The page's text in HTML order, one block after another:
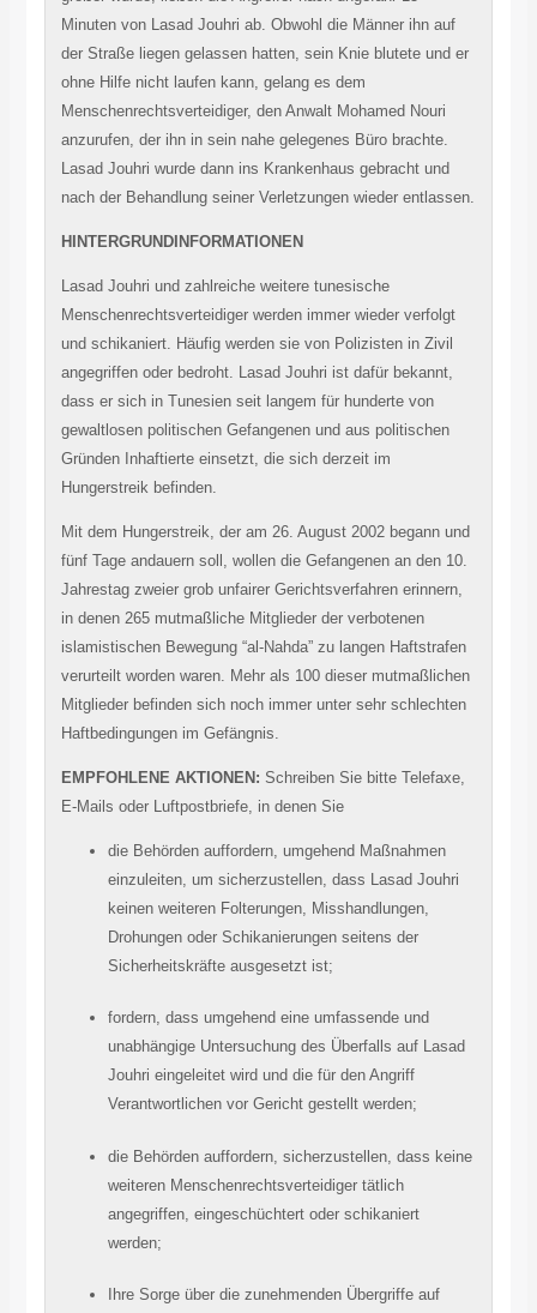
Minuten von Lasad Jouhri ab. Obwohl die Männer ihn auf
der Straße liegen gelassen hatten, sein Knie blutete und er
ohne Hilfe nicht laufen kann, gelang es dem
Menschenrechtsverteidiger, den Anwalt Mohamed Nouri
anzurufen, der ihn in sein nahe gelegenes Büro brachte.
Lasad Jouhri wurde dann ins Krankenhaus gebracht und
nach der Behandlung seiner Verletzungen wieder entlassen.
HINTERGRUNDINFORMATIONEN
Lasad Jouhri und zahlreiche weitere tunesische
Menschenrechtsverteidiger werden immer wieder verfolgt
und schikaniert. Häufig werden sie von Polizisten in Zivil
angegriffen oder bedroht. Lasad Jouhri ist dafür bekannt,
dass er sich in Tunesien seit langem für hunderte von
gewaltlosen politischen Gefangenen und aus politischen
Gründen Inhaftierte einsetzt, die sich derzeit im
Hungerstreik befinden.
Mit dem Hungerstreik, der am 26. August 2002 begann und
fünf Tage andauern soll, wollen die Gefangenen an den 10.
Jahrestag zweier grob unfairer Gerichtsverfahren erinnern,
in denen 265 mutmaßliche Mitglieder der verbotenen
islamistischen Bewegung “al-Nahda” zu langen Haftstrafen
verurteilt worden waren. Mehr als 100 dieser mutmaßlichen
Mitglieder befinden sich noch immer unter sehr schlechten
Haftbedingungen im Gefängnis.
EMPFOHLENE AKTIONEN: Schreiben Sie bitte Telefaxe,
E-Mails oder Luftpostbriefe, in denen Sie
die Behörden auffordern, umgehend Maßnahmen
einzuleiten, um sicherzustellen, dass Lasad Jouhri
keinen weiteren Folterungen, Misshandlungen,
Drohungen oder Schikanierungen seitens der
Sicherheitskräfte ausgesetzt ist;
fordern, dass umgehend eine umfassende und
unabhängige Untersuchung des Überfalls auf Lasad
Jouhri eingeleitet wird und die für den Angriff
Verantwortlichen vor Gericht gestellt werden;
die Behörden auffordern, sicherzustellen, dass keine
weiteren Menschenrechtsverteidiger tätlich
angegriffen, eingeschüchtert oder schikaniert
werden;
Ihre Sorge über die zunehmenden Übergriffe auf